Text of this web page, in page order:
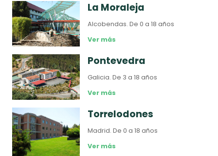
La Moraleja
Alcobendas.De 0 a 18 años
Ver más
Pontevedra
Galicia.De 3 a 18 años
Ver más
Torrelodones
Madrid.De 0 a 18 años
Ver más